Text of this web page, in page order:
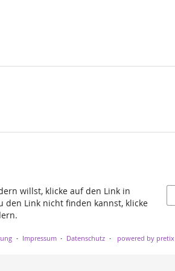
willst, klicke auf den Link in
den Link nicht finden kannst, klicke
Impressum Datenschutz powered by pretix